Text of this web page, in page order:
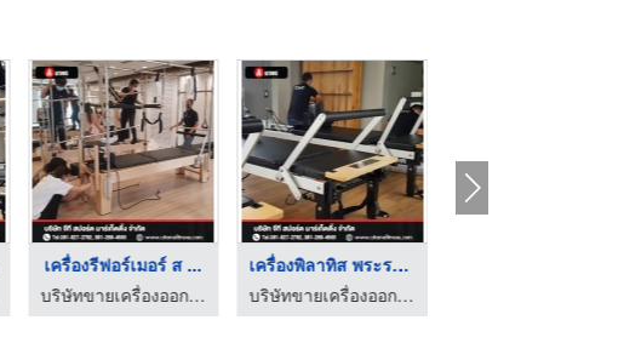
เครื่องรีฟอร์เมอร์ ส ...
บริษัทขายเครื่องออกกำลังกาย Brand Atoms Pilates
เครื่องพิลาทิส พระรา ...
บริษัทขายเครื่องออกกำลังกาย Brand Atoms Pilates